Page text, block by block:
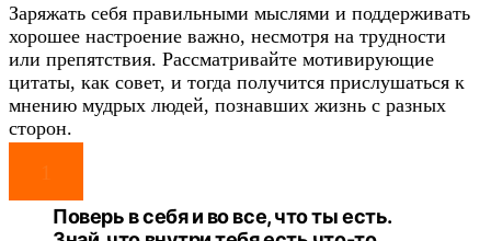
Заряжать себя правильными мыслями и поддерживать
хорошее настроение важно, несмотря на трудности
или препятствия. Рассматривайте мотивирующие
цитаты, как совет, и тогда получится прислушаться к
мнению мудрых людей, познавших жизнь с разных
сторон.
1
Поверь в себя и во все, что ты есть.